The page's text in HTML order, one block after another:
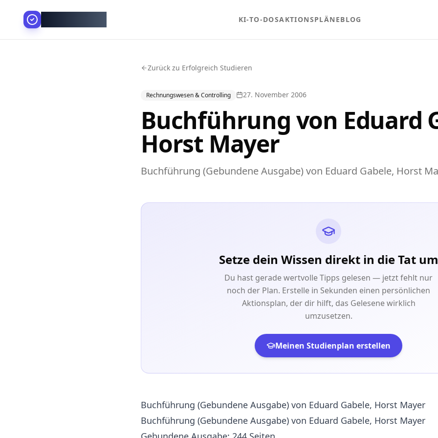
KI-TO-DOSAKTIONSPLÄNEBLOG
Zurück zu Erfolgreich Studieren
Rechnungswesen & Controlling 27. November 2006
Buchführung von Eduard
Horst Mayer
Buchführung (Gebundene Ausgabe) von Eduard Gabele, Horst
Setze dein Wissen direkt in die Tat um
Du hast gerade wertvolle Tipps gelesen — jetzt fehlt nur
noch der Plan. Erstelle in Sekunden einen persönlichen
Aktionsplan, der dir hilft, das Gelesene wirklich
umzusetzen.
Meinen Studienplan erstellen
Buchführung (Gebundene Ausgabe) von Eduard Gabele, Horst Mayer
Buchführung (Gebundene Ausgabe) von Eduard Gabele, Horst Mayer